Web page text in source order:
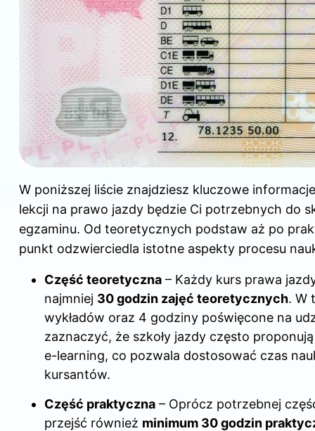
W poniższej liście znajdziesz kluczowe
lekcji na prawo jazdy będzie Ci potrzebnych do
egzaminu. Od teoretycznych podstaw aż po
punkt odzwierciedla istotne aspekty procesu
Część teoretyczna – Każdy kurs prawa
najmniej 30 godzin zajęć teoretycznych. W
wykładów oraz 4 godziny poświęcone na
zaznaczyć, że szkoły jazdy często
e-learning, co pozwala dostosować czas
kursantów.
Część praktyczna – Oprócz potrzebnej
przejść również minimum 30 godzin